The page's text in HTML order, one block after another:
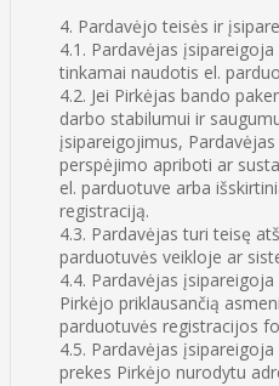
4. Pardavėjo teisės ir
4.1. Pardavėjas
tinkamai naudotis el.
4.2. Jei Pirkėjas bando
darbo stabilumui ir
įsipareigojimus,
perspėjimo apriboti ar
el. parduotuve arba
registraciją.
4.3. Pardavėjas turi teisę
parduotuvės veikloje ar
4.4. Pardavėjas
Pirkėjo priklausančią
parduotuvės registracijos
4.5. Pardavėjas
prekes Pirkėjo nurodytu